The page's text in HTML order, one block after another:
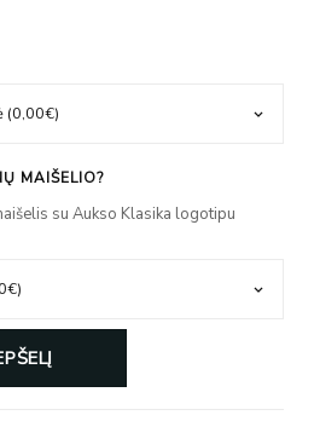
MAIŠELIO?
su Aukso Klasika logotipu